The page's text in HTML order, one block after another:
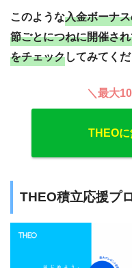
このような入金ボーナ
節ごとにつねに開催さ
をチェックしてみてくだ
＼最大
THEOに
THEO積立応援プ